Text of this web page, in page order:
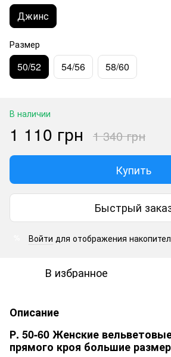
Джинс
Размер
50/52 54/56 58/60
В наличии
1 110 грн 1 340 грн
Купить
Быстрый
Войти для отображения
В избранное
Описание
Р. 50-60 Женские
прямого кроя большие